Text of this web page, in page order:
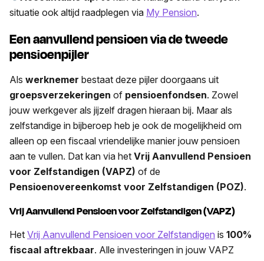
situatie ook altijd raadplegen via My Pension.
Een aanvullend pensioen via de tweede
pensioenpijler
Als werknemer bestaat deze pijler doorgaans uit
groepsverzekeringen of pensioenfondsen. Zowel
jouw werkgever als jijzelf dragen hieraan bij. Maar als
zelfstandige in bijberoep heb je ook de mogelijkheid om
alleen op een fiscaal vriendelijke manier jouw pensioen
aan te vullen. Dat kan via het Vrij Aanvullend Pensioen
voor Zelfstandigen (VAPZ) of de
Pensioenovereenkomst voor Zelfstandigen (POZ).
Vrij Aanvullend Pensioen voor Zelfstandigen (VAPZ)
Het Vrij Aanvullend Pensioen voor Zelfstandigen is 100%
fiscaal aftrekbaar. Alle investeringen in jouw VAPZ